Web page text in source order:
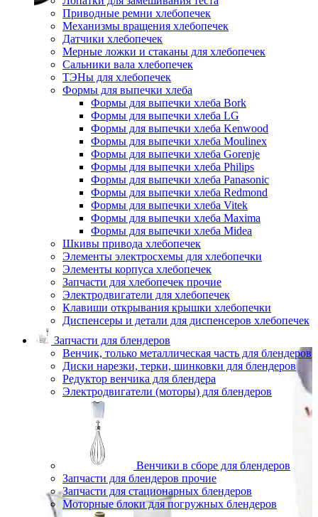
Приводные ремни хлебопечек
Механизмы вращения хлебопечек
Датчики хлебопечек
Мерные ложки и стаканы для хлебопечек
Сальники вала хлебопечек
ТЭНы для хлебопечек
Формы для выпечки хлеба
Формы для выпечки хлеба Bork
Формы для выпечки хлеба LG
Формы для выпечки хлеба Kenwood
Формы для выпечки хлеба Moulinex
Формы для выпечки хлеба Gorenje
Формы для выпечки хлеба Philips
Формы для выпечки хлеба Panasonic
Формы для выпечки хлеба Redmond
Формы для выпечки хлеба Vitek
Формы для выпечки хлеба Maxima
Формы для выпечки хлеба Midea
Шкивы привода хлебопечек
Элементы электросхемы для хлебопечки
Элементы корпуса хлебопечек
Запчасти для хлебопечек прочие
Электродвигатели для хлебопечек
Клавиши открывания крышки хлебопечки
Диспенсеры и детали для диспенсеров хлебопечек
Запчасти для блендеров
Венчик, только металлическая часть для блендеров
Диски нарезки, терки, шинковки для блендеров
Редуктор венчика для блендера
Электродвигатели (моторы) для блендеров
Венчики в сборе для блендеров
Запчасти для блендеров прочие
Запчасти для стационарных блендеров
Моторные блоки для погружных блендеров